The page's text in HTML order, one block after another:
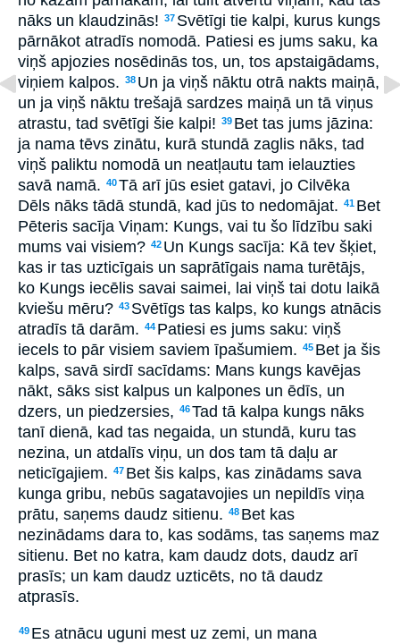
nāks un klaudzinās! 37 Svētīgi tie kalpi, kurus kungs
pārnākot atradīs nomodā. Patiesi es jums saku, ka
viņš apjozies nosēdinās tos, un, tos apstaigādams,
viņiem kalpos. 38 Un ja viņš nāktu otrā nakts maiņā,
un ja viņš nāktu trešajā sardzes maiņā un tā viņus
atrastu, tad svētīgi šie kalpi! 39 Bet tas jums jāzina:
ja nama tēvs zinātu, kurā stundā zaglis nāks, tad
viņš paliktu nomodā un neatļautu tam ielauzties
savā namā. 40Tā arī jūs esiet gatavi, jo Cilvēka
Dēls nāks tādā stundā, kad jūs to nedomājat. 41 Bet
Pēteris sacīja Viņam: Kungs, vai tu šo līdzību saki
mums vai visiem? 42 Un Kungs sacīja: Kā tev šķiet,
kas ir tas uzticīgais un saprātīgais nama turētājs,
ko Kungs iecēlis savai saimei, lai viņš tai dotu laikā
kviešu mēru? 43 Svētīgs tas kalps, ko kungs atnācis
atradīs tā darām. 44 Patiesi es jums saku: viņš
iecels to pār visiem saviem īpašumiem. 45 Bet ja šis
kalps, savā sirdī sacīdams: Mans kungs kavējas
nākt, sāks sist kalpus un kalpones un ēdīs, un
dzers, un piedzersies, 46Tad tā kalpa kungs nāks
tanī dienā, kad tas negaida, un stundā, kuru tas
nezina, un atdalīs viņu, un dos tam tā daļu ar
neticīgajiem. 47 Bet šis kalps, kas zinādams sava
kunga gribu, nebūs sagatavojies un nepildīs viņa
prātu, saņems daudz sitienu. 48 Bet kas
nezinādams dara to, kas sodāms, tas saņems maz
sitienu. Bet no katra, kam daudz dots, daudz arī
prasīs; un kam daudz uzticēts, no tā daudz
atprasīs.
49 Es atnācu uguni mest uz zemi, un mana